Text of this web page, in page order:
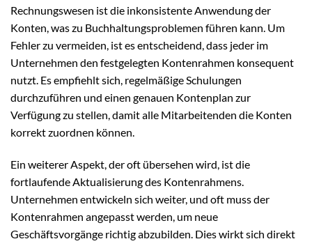
Rechnungswesen ist die inkonsistente Anwendung der
Konten, was zu Buchhaltungsproblemen führen kann. Um
Fehler zu vermeiden, ist es entscheidend, dass jeder im
Unternehmen den festgelegten Kontenrahmen konsequent
nutzt. Es empfiehlt sich, regelmäßige Schulungen
durchzuführen und einen genauen Kontenplan zur
Verfügung zu stellen, damit alle Mitarbeitenden die Konten
korrekt zuordnen können.
Ein weiterer Aspekt, der oft übersehen wird, ist die
fortlaufende Aktualisierung des Kontenrahmens.
Unternehmen entwickeln sich weiter, und oft muss der
Kontenrahmen angepasst werden, um neue
Geschäftsvorgänge richtig abzubilden. Dies wirkt sich direkt